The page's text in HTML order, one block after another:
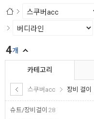
카테고리
스쿠버acc 장비 걸이
슈트/장비걸이 28
4개